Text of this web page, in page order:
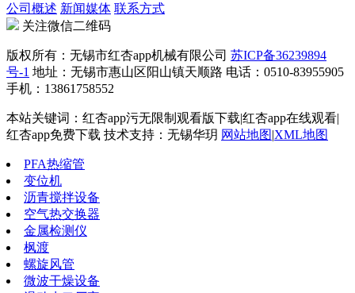
公司概述 新闻媒体 联系方式
关注微信二维码
版权所有：无锡市红杏app机械有限公司 苏ICP备36239894
号-1 地址：无锡市惠山区阳山镇天顺路 电话：0510-83955905
手机：13861758552
本站关键词：红杏app污无限制观看版下载|红杏app在线观看|
红杏app免费下载 技术支持：无锡华玥 网站地图|XML地图
PFA热缩管
变位机
沥青搅拌设备
空气热交换器
金属检测仪
枫渡
螺旋风管
微波干燥设备